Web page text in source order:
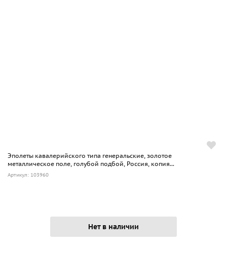
Эполеты кавалерийского типа генеральские, золотое
металлическое поле, голубой подбой, Россия, копия...
Артикул: 103960
Нет в наличии